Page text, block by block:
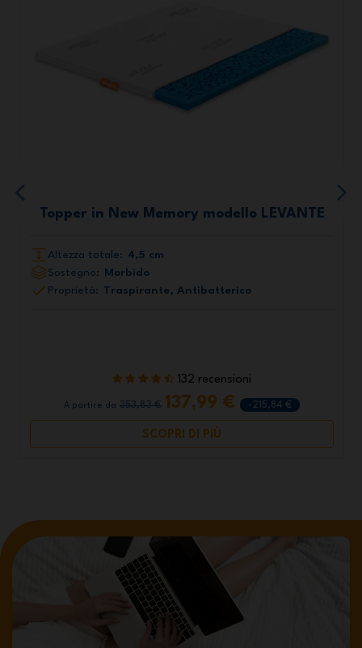
Topper in New Memory modello LEVANTE
Altezza totale: 4,5 cm
Sostegno: Morbido
Proprietà: Traspirante, Antibatterico
132 recensioni
A partire da 353,83 € 137,99 € -215,84 €
SCOPRI DI PIÙ